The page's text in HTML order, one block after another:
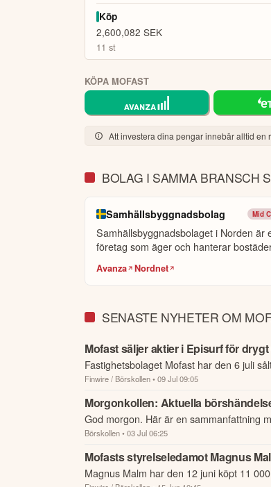
Köp
2,600,082 SEK
11 st
KÖPA MOFAST
Att investera dina pengar innebär alltid en
BOLAG I SAMMA BRANSCH
Samhällsbyggnadsbolag Mid
Samhällsbyggnadsbolaget i Norden är
företag som äger och hanterar
Avanza Nordnet
SENASTE NYHETER OM
Mofast säljer aktier i Episurf för
Fastighetsbolaget Mofast har den 6 juli
Finwire / Börskollen• 09 Jul 09:05
Morgonkollen: Aktuella
God morgon. Här är en sammanfattning
börsen.
Börskollen• 03 Jul 06:25
Mofasts styrelseledamot Magnus
Magnus Malm har den 12 juni köpt 11